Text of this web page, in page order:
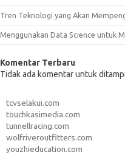
Tren Teknologi yang Akan
Menggunakan Data Science untuk
Komentar Terbaru
Tidak ada komentar untuk
tcvselakui.com
touchkasimedia.com
tunnellracing.com
wolfriveroutfitters.com
youzhieducation.com